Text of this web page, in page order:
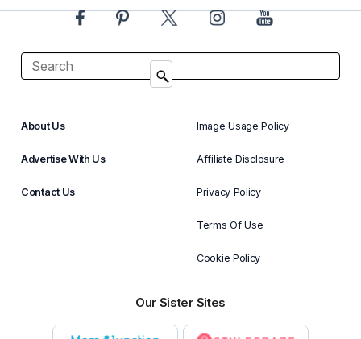
About Us
Advertise With Us
Contact Us
Image Usage Policy
Affiliate Disclosure
Privacy Policy
Terms Of Use
Cookie Policy
Our Sister Sites